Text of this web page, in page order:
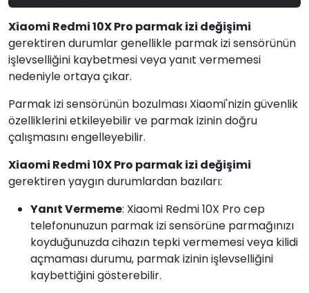
Xiaomi Redmi 10X Pro parmak izi değişimi
gerektiren durumlar genellikle parmak izi sensörünün
işlevselliğini kaybetmesi veya yanıt vermemesi
nedeniyle ortaya çıkar.
Parmak izi sensörünün bozulması Xiaomi'nizin güvenlik
özelliklerini etkileyebilir ve parmak izinin doğru
çalışmasını engelleyebilir.
Xiaomi Redmi 10X Pro parmak izi değişimi
gerektiren yaygın durumlardan bazıları:
Yanıt Vermeme: Xiaomi Redmi 10X Pro cep
telefonunuzun parmak izi sensörüne parmağınızı
koyduğunuzda cihazın tepki vermemesi veya kilidi
açmaması durumu, parmak izinin işlevselliğini
kaybettiğini gösterebilir.